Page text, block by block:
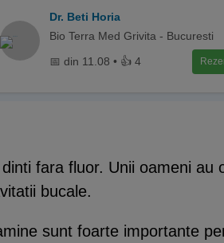
Dr. Beti Horia
Bio Terra Med Grivita - Bucuresti
📅 din 11.08 • 👍 4
fara fluor. Unii oameni
bucale.
sunt foarte importante